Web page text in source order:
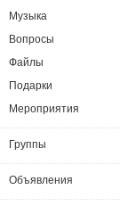
Музыка
Вопросы
Файлы
Подарки
Мероприятия
Группы
Объявления